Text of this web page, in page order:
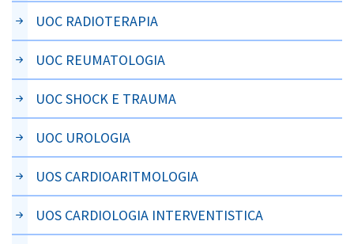
UOC RADIOTERAPIA
UOC REUMATOLOGIA
UOC SHOCK E TRAUMA
UOC UROLOGIA
UOS CARDIOARITMOLOGIA
UOS CARDIOLOGIA INTERVENTISTICA